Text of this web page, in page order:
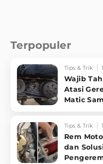
Terpopuler
Tips & Trik
Wajib
Atasi
Matic
Tips & Trik
Rem
dan